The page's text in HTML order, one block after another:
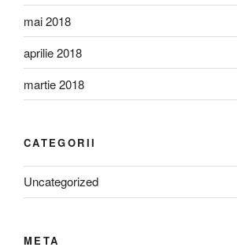
mai 2018
aprilie 2018
martie 2018
CATEGORII
Uncategorized
META